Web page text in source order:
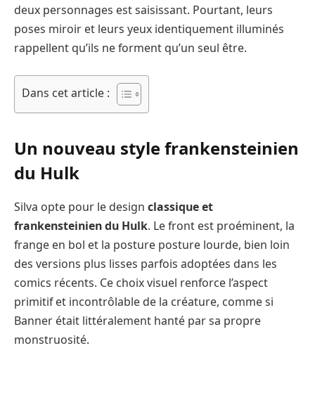
deux personnages est saisissant. Pourtant, leurs
poses miroir et leurs yeux identiquement illuminés
rappellent qu’ils ne forment qu’un seul être.
Dans cet article :
Un nouveau style frankensteinien
du Hulk
Silva opte pour le design classique et
frankensteinien du Hulk. Le front est proéminent, la
frange en bol et la posture posture lourde, bien loin
des versions plus lisses parfois adoptées dans les
comics récents. Ce choix visuel renforce l’aspect
primitif et incontrôlable de la créature, comme si
Banner était littéralement hanté par sa propre
monstruosité.